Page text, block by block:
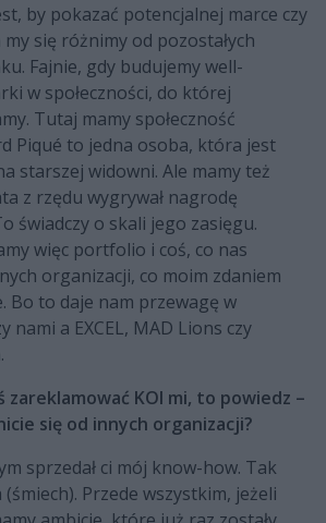
by pokazać potencjalnej marce czy
się różnimy od pozostałych
Fajnie, gdy budujemy well-
w społeczności, do której
Tutaj mamy społeczność
Piqué to jedna osoba, która jest
starszej widowni. Ale mamy też
z rzędu wygrywał nagrodę
świadczy o skali jego zasięgu.
więc portfolio i coś, co nas
organizacji, co moim zdaniem
Bo to daje nam przewagę w
nami a EXCEL, MAD Lions czy
zareklamować KOI mi, to powiedz –
się od innych organizacji?
sprzedał ci mój know-how. Tak
Przede wszystkim, jeżeli